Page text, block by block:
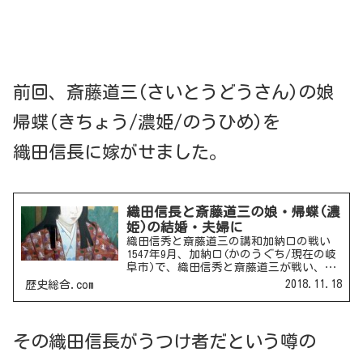
前回、斎藤道三(さいとうどうさん)の娘
帰蝶(きちょう/濃姫/のうひめ)を
織田信長に嫁がせました。
織田信長と斎藤道三の娘・帰蝶(濃
姫)の結婚・夫婦に
織田信秀と斎藤道三の講和加納口の戦い
1547年9月、加納口(かのうぐち/現在の岐
阜市)で、織田信秀と斎藤道三が戦い、斎
藤道三が勝利し、織田信秀は敗退しま
ずきざか/現在の岡崎市)で、織田信秀と
歴史総合.com 2018.11.18
その織田信長がうつけ者だという噂の